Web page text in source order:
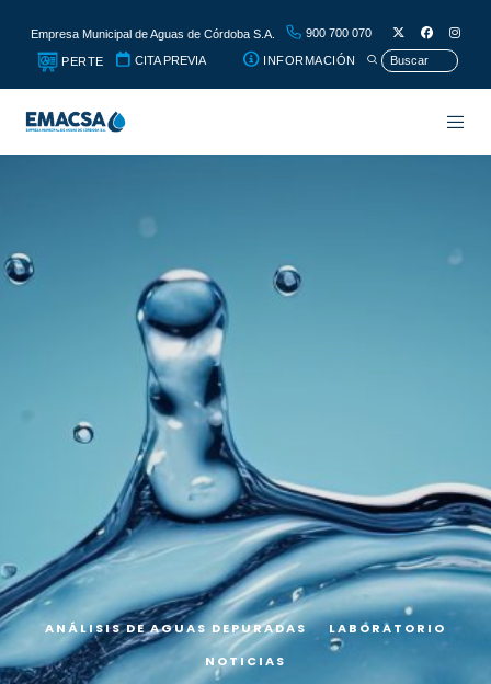
Empresa Municipal de Aguas de Córdoba S.A. 900 700 070
PERTE CITA PREVIA INFORMACIÓN
ANÁLISIS DE AGUAS DEPURADAS
LABORATORIO
NOTICIAS